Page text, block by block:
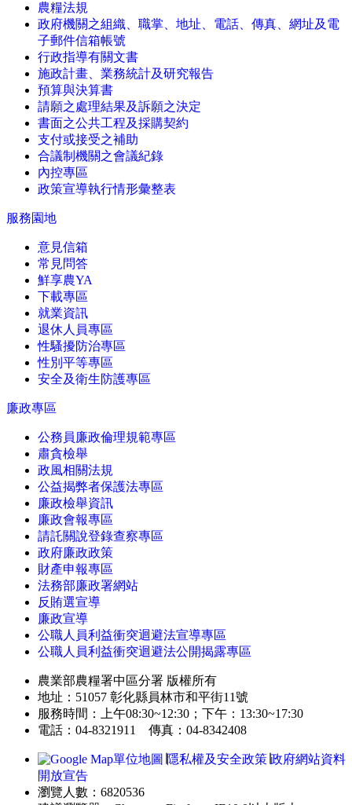
農糧法規
政府機關之組織、職掌、地址、電話、傳真、網址及電
子郵件信箱帳號
行政指導有關文書
施政計畫、業務統計及研究報告
預算與決算書
請願之處理結果及訴願之決定
書面之公共工程及採購契約
支付或接受之補助
合議制機關之會議紀錄
內控專區
政策宣導執行情形彙整表
服務園地
意見信箱
常見問答
鮮享農YA
下載專區
就業資訊
退休人員專區
性騷擾防治專區
性別平等專區
安全及衛生防護專區
廉政專區
公務員廉政倫理規範專區
肅貪檢舉
政風相關法規
公益揭弊者保護法專區
廉政檢舉資訊
廉政會報專區
請託關說登錄查察專區
政府廉政政策
財產申報專區
法務部廉政署網站
反賄選宣導
廉政宣導
公職人員利益衝突迴避法宣導專區
公職人員利益衝突迴避法公開揭露專區
農業部農糧署中區分署 版權所有
地址：51057 彰化縣員林市和平街11號
服務時間：上午08:30~12:30；下午：13:30~17:30
電話：04-8321911 傳真：04-8342408
單位地圖 隱私權及安全政策 政府網站資料
開放宣告
瀏覽人數：6820536